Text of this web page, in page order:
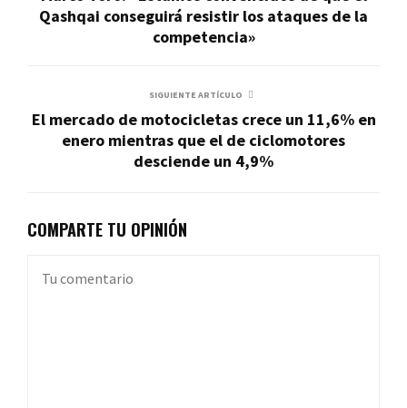
Qashqai conseguirá resistir los ataques de la
competencia»
SIGUIENTE ARTÍCULO
El mercado de motocicletas crece un 11,6% en
enero mientras que el de ciclomotores
desciende un 4,9%
COMPARTE TU OPINIÓN